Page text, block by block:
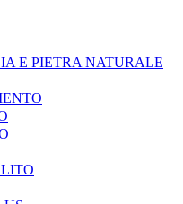
E PIETRA NATURALE